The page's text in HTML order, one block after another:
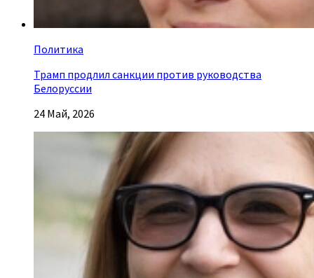
Политика
Трамп продлил санкции против руководства
Белоруссии
24 Май, 2026